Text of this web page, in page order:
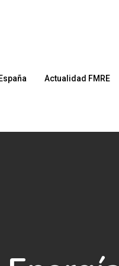
Actualidad FMRE